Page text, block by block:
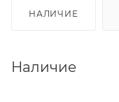
НАЛИЧИЕ
Наличие